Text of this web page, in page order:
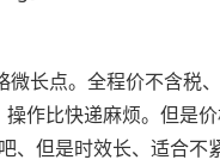
长点。全程价不含
作比快递麻烦。但
但是时效长、适合不